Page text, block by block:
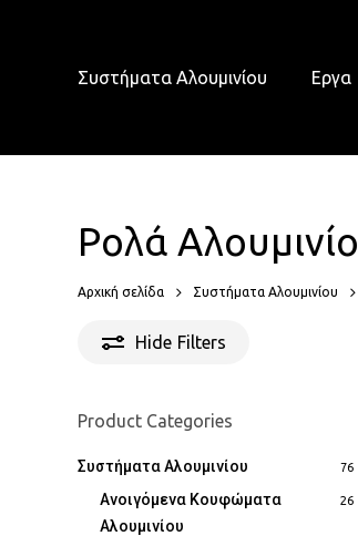
Συστήματα Αλουμινίου Εργα
Ρολά
Αρχική σελίδα Συστήματα Αλουμινίου
Hide Filters
Product Categories
Συστήματα Αλουμινίου 76
Ανοιγόμενα Κουφώματα
Αλουμινίου
26